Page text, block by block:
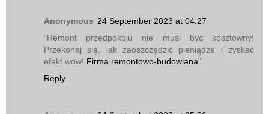
Anonymous 24 September 2023 at 04:27
"Remont przedpokoju nie musi być kosztowny!
Przekonaj się, jak zaoszczędzić pieniądze i zyskać
efekt wow! Firma remontowo-budowlana"
Reply